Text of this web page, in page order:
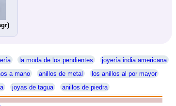
la moda de los pendientes
joyería india americana
a mano anillos de metal
los anillos al por mayor
joyas de tagua anillos de piedra